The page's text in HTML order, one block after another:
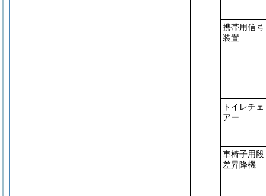
携帯用信号
装置
トイレチェ
アー
車椅子用段
差昇降機